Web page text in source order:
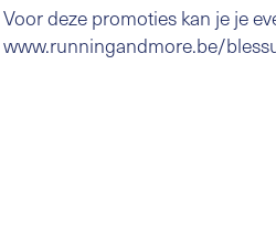
Voor deze promoties kan je je
www.runningandmore.be/